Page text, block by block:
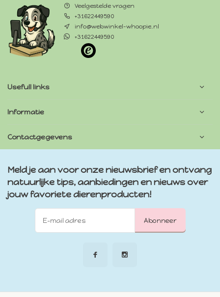
Veelgestelde vragen
+31622449590
info@webwinkel-whoopie.nl
+31622449590
Usefull links
Informatie
Contactgegevens
Meld je aan voor onze nieuwsbrief en ontvang
natuurlijke tips, aanbiedingen en nieuws over
jouw favoriete dierenproducten!
Abonneer